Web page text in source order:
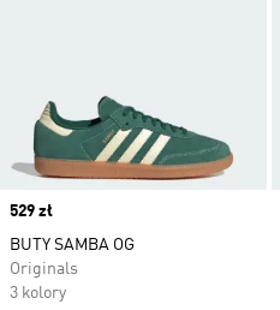
Price
529 zł
BUTY SAMBA OG
Originals
3 kolory